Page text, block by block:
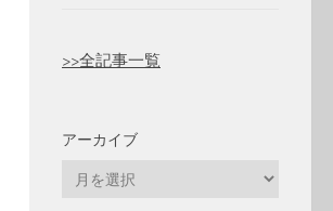
>>全記事一覧
アーカイブ